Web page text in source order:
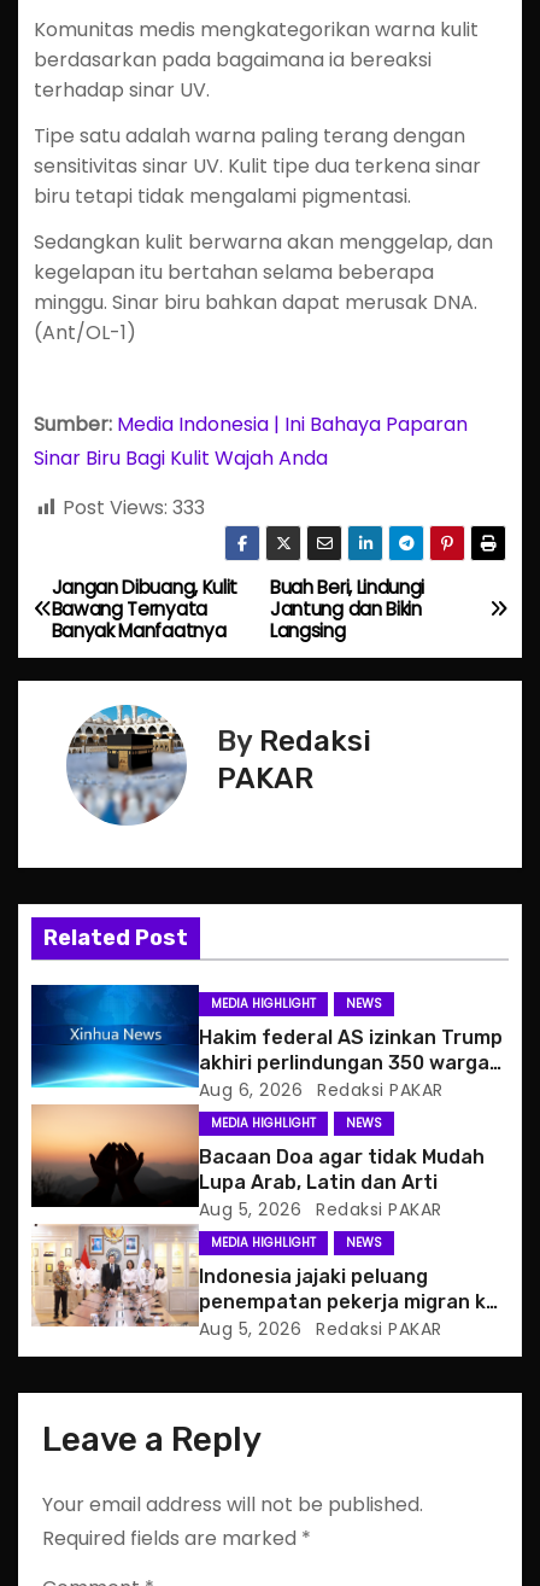
Komunitas medis mengkategorikan warna kulit
berdasarkan pada bagaimana ia bereaksi
terhadap sinar UV.
Tipe satu adalah warna paling terang dengan
sensitivitas sinar UV. Kulit tipe dua terkena sinar
biru tetapi tidak mengalami pigmentasi.
Sedangkan kulit berwarna akan menggelap, dan
kegelapan itu bertahan selama beberapa
minggu. Sinar biru bahkan dapat merusak DNA.
(Ant/OL-1)
Sumber: Media Indonesia | Ini Bahaya Paparan
Sinar Biru Bagi Kulit Wajah Anda
Post Views: 333
P
o
v
i
a
t
i
o
n
Buah Beri, Lindungi
Jantung dan Bikin
Langsing
Jangan Dibuang, Kulit
Bawang Ternyata
Banyak Manfaatnya
By Redaksi
PAKAR
Related Post
MEDIA HIGHLIGHT NEWS
Hakim federal AS izinkan Trump
akhiri perlindungan 350 warga
Haiti
Aug 6, 2026 Redaksi PAKAR
MEDIA HIGHLIGHT NEWS
Bacaan Doa agar tidak Mudah
Lupa Arab, Latin dan Arti
Aug 5, 2026 Redaksi PAKAR
MEDIA HIGHLIGHT NEWS
Indonesia jajaki peluang
penempatan pekerja migran ke
Slowakia
Aug 5, 2026 Redaksi PAKAR
Leave a Reply
Your email address will not be published.
Required fields are marked *